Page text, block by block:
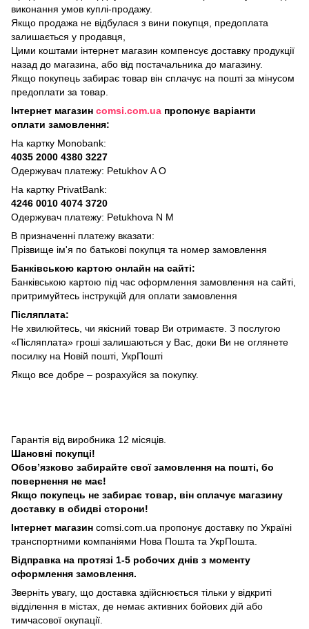
виконання умов куплі-продажу.
Якщо продажа не відбулася з вини покупця, предоплата
залишається у продавця,
Цими коштами інтернет магазин компенсує доставку продукції
назад до магазина, або від постачальника до магазину.
Якщо покупець забирає товар він сплачує на пошті за мінусом
предоплати за товар.
Інтернет магазин comsi.com.ua пропонує варіанти
оплати замовлення:
На картку Monobank:
4035 2000 4380 3227
Одержувач платежу: Petukhov A O
На картку PrivatBank:
4246 0010 4074 3720
Одержувач платежу: Petukhovа N M
В призначенні платежу вказати:
Прізвище ім'я по батькові покупця та номер замовлення
Банківською картою онлайн на сайті:
Банківською картою під час оформлення замовлення на сайті,
притримуйтесь інструкцій для оплати замовлення
Післяплата:
Не хвилюйтесь, чи якісний товар Ви отримаєте. З послугою
«Післяплата» гроші залишаються у Вас, доки Ви не оглянете
посилку на Новій пошті, УкрПошті
Якщо все добре – розрахуйся за покупку.
Гарантія від виробника 12 місяців.
Шановні покупці!
Обовʼязково забирайте свої замовлення на пошті, бо
повернення не має!
Якщо покупець не забирає товар, він сплачує магазину
доставку в обидві сторони!
Інтернет магазин comsi.com.ua пропонує доставку по Україні
транспортними компаніями Нова Пошта та УкрПошта.
Відправка на протязі 1-5 робочих днів з моменту
оформлення замовлення.
Зверніть увагу, що доставка здійснюється тільки у відкриті
відділення в містах, де немає активних бойових дій або
тимчасової окупації.